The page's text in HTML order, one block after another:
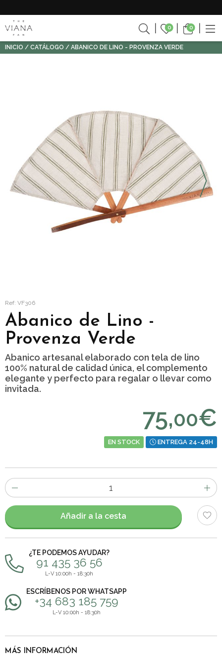
0 0
INICIO CATÁLOGO ABANICO DE LINO - PROVENZA VERDE
Ref: VF306
Abanico de Lino -
Provenza Verde
Abanico artesanal elaborado con tela de lino
100% natural de calidad única, el complemento
elegante y perfecto para regalar o llevar como
invitada.
75,00€
EN STOCK ENTREGA 24-48H
Número
de
artículos
Añadir a la cesta
¿TE PODEMOS AYUDAR?
91 435 36 56
L-V 10:00h - 18:30h
ESCRÍBENOS POR WHATSAPP
+34 683 185 759
L-V 10:00h - 18:30h
MÁS INFORMACIÓN